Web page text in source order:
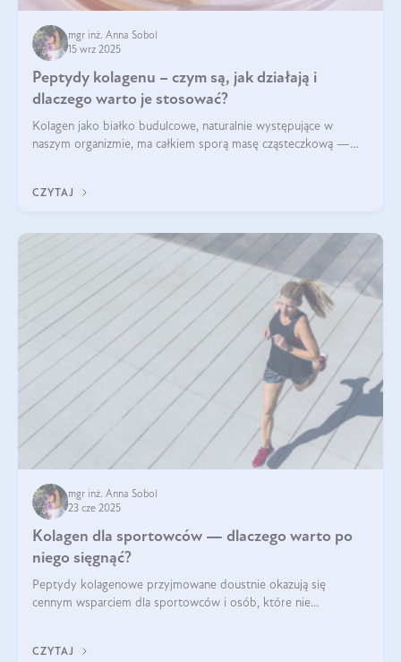
mgr inż. Anna Sobol
15 wrz 2025
Peptydy kolagenu – czym są, jak działają i
dlaczego warto je stosować?
Kolagen jako białko budulcowe, naturalnie występujące w
naszym organizmie, ma całkiem sporą masę cząsteczkową —
bardziej biodostępny
CZYTAJ
mgr inż. Anna Sobol
23 cze 2025
Kolagen dla sportowców — dlaczego warto po
niego sięgnąć?
Peptydy kolagenowe przyjmowane doustnie okazują się
cennym wsparciem dla sportowców i osób, które nie
CZYTAJ